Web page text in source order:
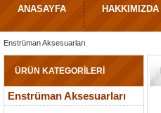
ANASAYFA HAKKIMIZDA
Enstrüman Aksesuarları
ÜRÜN KATEGORİLERİ
Enstrüman Aksesuarları